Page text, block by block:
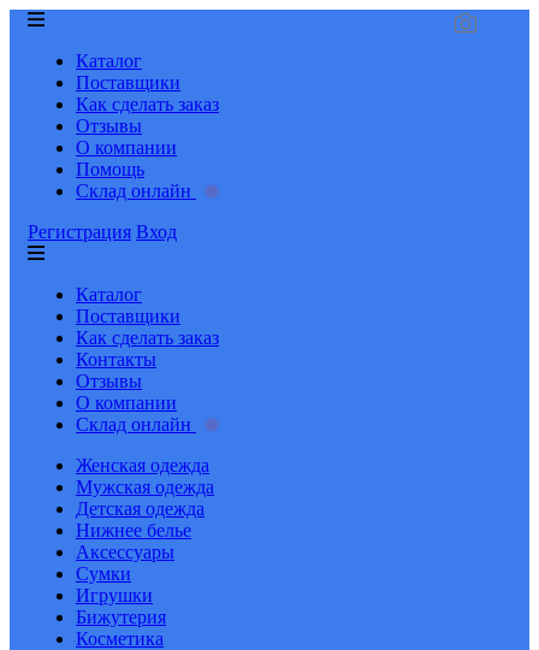
Каталог
Поставщики
Как сделать заказ
Отзывы
О компании
Помощь
Склад онлайн
Регистрация Вход
Каталог
Поставщики
Как сделать заказ
Контакты
Отзывы
О компании
Склад онлайн
Женская одежда
Мужская одежда
Детская одежда
Нижнее белье
Аксессуары
Сумки
Игрушки
Бижутерия
Косметика